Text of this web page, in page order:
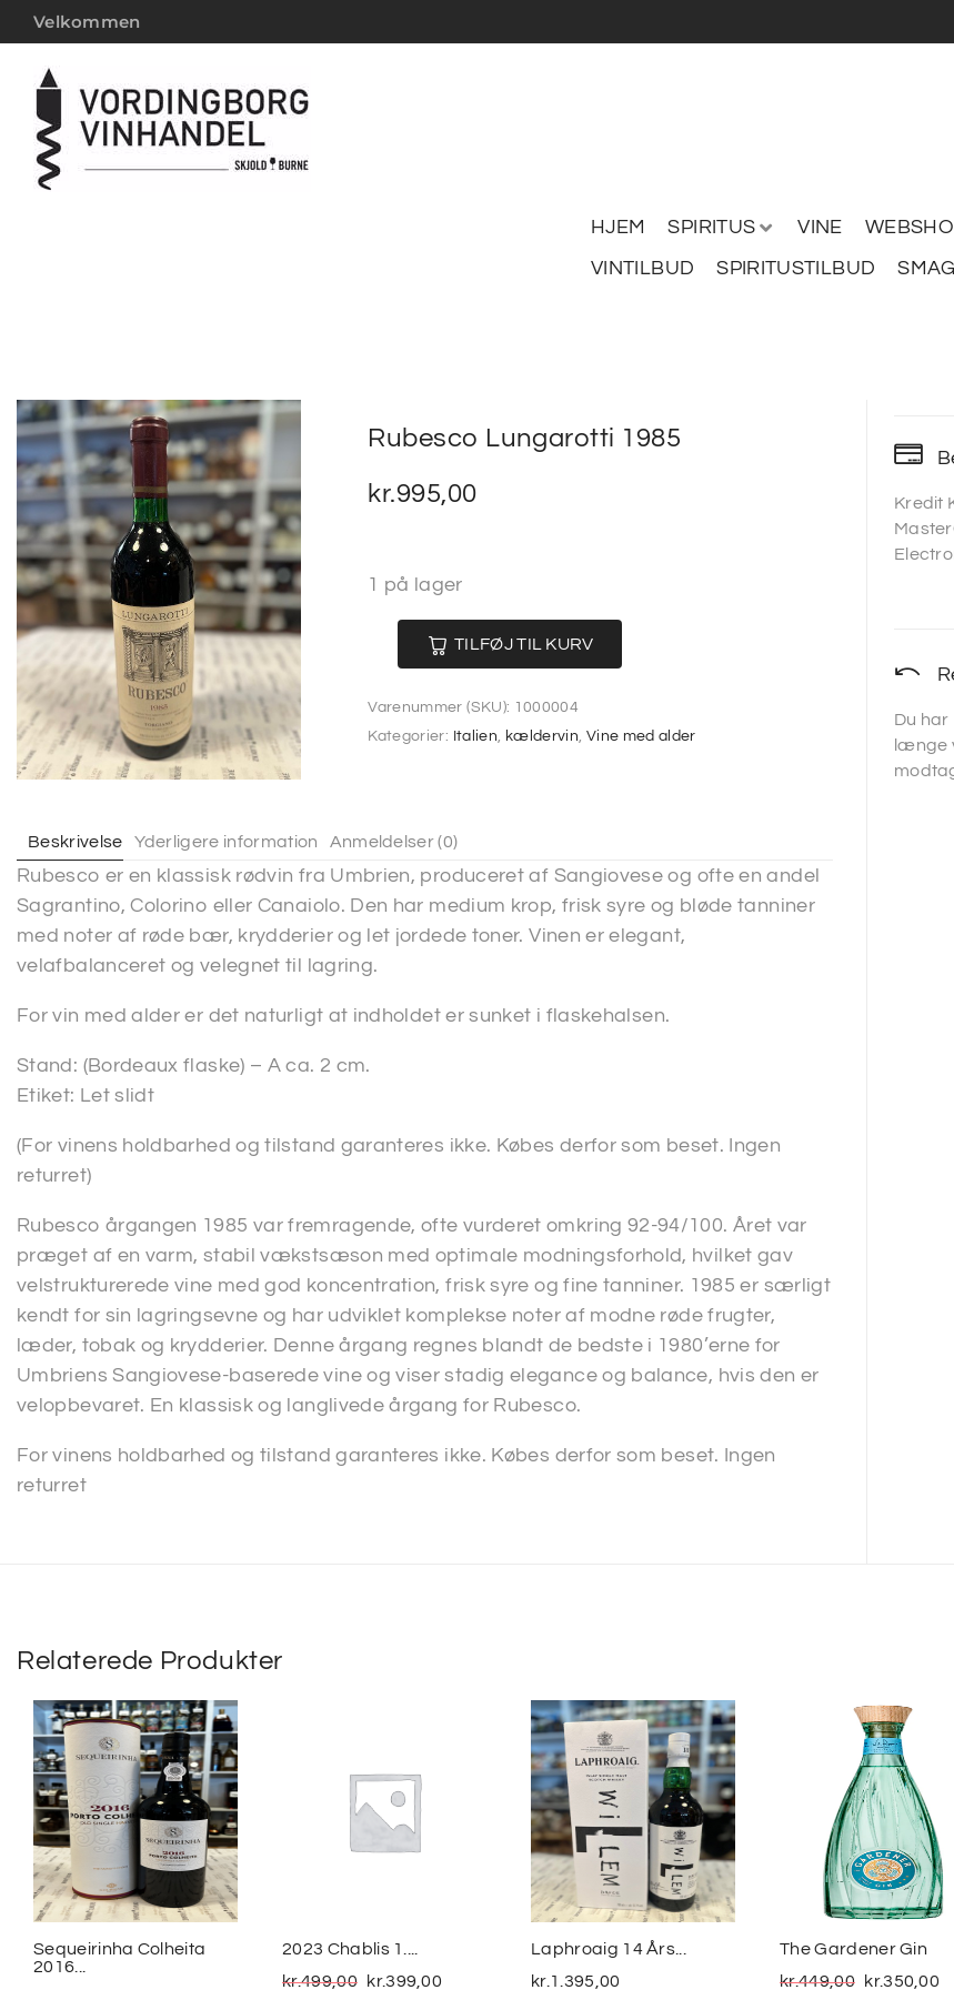
Velkommen
HJEM SPIRITUS VINE
VINTILBUD
SPIRITUSTILBUD
Rubesco Lungarotti 1985
kr.995,00
1 på lager
TILFØJ TIL KURV
Varenummer (SKU): 1000004
Kategorier: Italien, kældervin, Vine med alder
Beskrivelse Yderligere information Anmeldelser (0)
Rubesco er en klassisk rødvin fra Umbrien, produceret af Sangiovese og ofte en andel
Sagrantino, Colorino eller Canaiolo. Den har medium krop, frisk syre og bløde tanniner
med noter af røde bær, krydderier og let jordede toner. Vinen er elegant,
velafbalanceret og velegnet til lagring.
For vin med alder er det naturligt at indholdet er sunket i flaskehalsen.
Stand: (Bordeaux flaske) – A ca. 2 cm.
Etiket: Let slidt
(For vinens holdbarhed og tilstand garanteres ikke. Købes derfor som beset. Ingen
returret)
Rubesco årgangen 1985 var fremragende, ofte vurderet omkring 92-94/100. Året var
præget af en varm, stabil vækstsæson med optimale modningsforhold, hvilket gav
velstrukturerede vine med god koncentration, frisk syre og fine tanniner. 1985 er særligt
kendt for sin lagringsevne og har udviklet komplekse noter af modne røde frugter,
læder, tobak og krydderier. Denne årgang regnes blandt de bedste i 1980’erne for
Umbriens Sangiovese-baserede vine og viser stadig elegance og balance, hvis den er
velopbevaret. En klassisk og langlivede årgang for Rubesco.
For vinens holdbarhed og tilstand garanteres ikke. Købes derfor som beset. Ingen
returret
Kredit
Du
længe
Relaterede Produkter
Sequeirinha Colheita
2016...
2023 Chablis 1....
kr.499,00 kr.399,00
Laphroaig 14 Års...
kr. 1.395,00
The Gardener Gin
kr.449,00 kr.350,00